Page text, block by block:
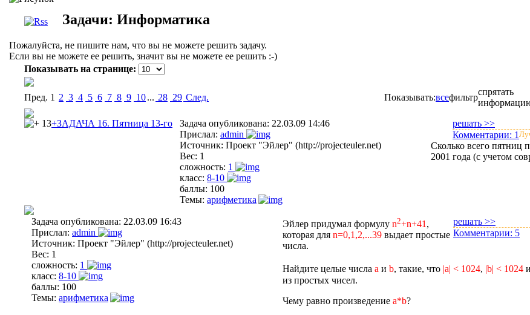
Задачи: Информатика
Пожалуйста, не пишите нам, что вы не можете решить задачу.
Если вы не можете ее решить, значит вы не можете ее решить :-)
Показывать на странице:
Пред. 1 2 3 4 5 6 7 8 9 10... 28 29 Cлед. Показывать:всефильтр
спрятать
13+ЗАДАЧА 16. Пятница 13-го Задача опубликована: 22.03.09 14:46
Прислал: admin
Источник: Проект "Эйлер" (http://projecteuler.net)
Вес: 1
сложность: 1
класс: 8-10
баллы: 100
Темы: арифметика
решать >>
Комментарии: 1
Сколько всего пятниц
2001 года (с учетом
Задача опубликована: 22.03.09 16:43
Прислал: admin
Источник: Проект "Эйлер" (http://projecteuler.net)
Вес: 1
сложность: 1
класс: 8-10
баллы: 100
Темы: арифметика
решать >>
Комментарии: 5
Эйлер придумал формулу n2+n+41 ,
которая для n=0,1,2,...39 выдает простые
числа.
Найдите целые числа a и b, такие, что |a| < 1024, |b| < 1024
из простых чисел.
Чему равно произведение a*b?